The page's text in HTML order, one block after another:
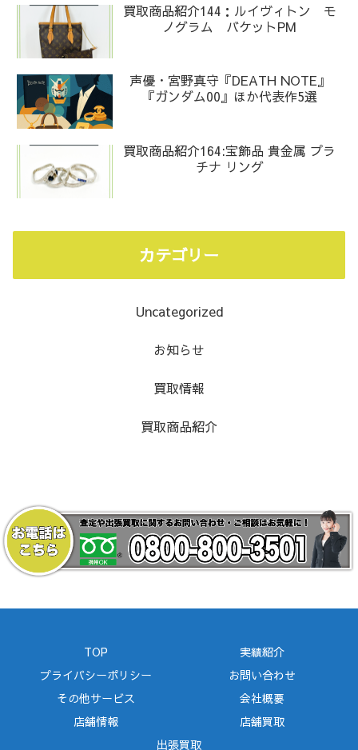
買取商品紹介144：ルイヴィトン モ
ノグラム バケットPM
声優・宮野真守『DEATH NOTE』
『ガンダム00』ほか代表作5選
買取商品紹介164:宝飾品 貴金属 プラ
チナ リング
カテゴリー
Uncategorized
お知らせ
買取情報
買取商品紹介
TOP
実績紹介
プライバシーポリシー
お問い合わせ
その他サービス
会社概要
店舗情報
店舗買取
出張買取